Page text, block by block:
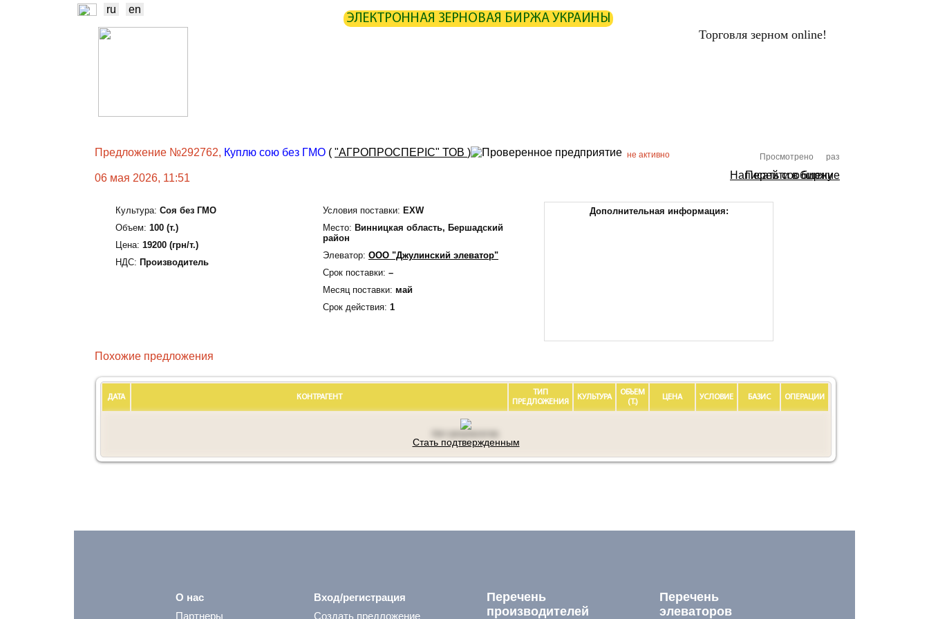
ru en
ЭЛЕКТРОННАЯ ЗЕРНОВАЯ БИРЖА УКРАИНЫ
Торговля зерном online!
Предложение №292762, Куплю сою без ГМО ( "АГРОПРОСПЕРІС" ТОВ ) Просмотрено раз
не активно
06 мая 2026, 11:51 Написать сообщение
Перейти в биржу
Культура: Соя без ГМО
Объем: 100 (т.)
Цена: 19200 (грн/т.)
НДС: Производитель
Условия поставки: EXW
Место: Винницкая область, Бершадский
район
Элеватор: ООО "Джулинский элеватор"
Срок поставки: –
Месяц поставки: май
Срок действия: 1
Дополнительная информация:
Похожие предложения
ДАТА КОНТРАГЕНТ
ТИП
ПРЕДЛОЖЕНИЯ
КУЛЬТУРА
ОБЪЕМ
(Т.)
ЦЕНА УСЛОВИЕ БАЗИС ОПЕРАЦИИ
Стать подтвержденным
О нас
Партнеры
Вход/регистрация
Создать предложение
Перечень
производителей
Перечень
элеваторов